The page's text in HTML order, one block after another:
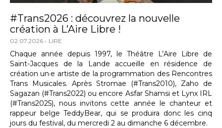
#Trans2026 : découvrez la nouvelle
création à L’Aire Libre !
02.07.2026 LIRE
Chaque année depuis 1997, le Théâtre L’Aire Libre de
Saint-Jacques de la Lande accueille en résidence de
création un·e artiste de la programmation des Rencontres
Trans Musicales. Après Stromae (#Trans2010), Zaho de
Sagazan (#Trans2022) ou encore Asfar Shamsi et Lynx IRL
(#Trans2025), nous invitons cette année le chanteur et
rappeur belge TeddyBear, qui se produira donc les cinq
jours du festival, du mercredi 2 au dimanche 6 décembre.